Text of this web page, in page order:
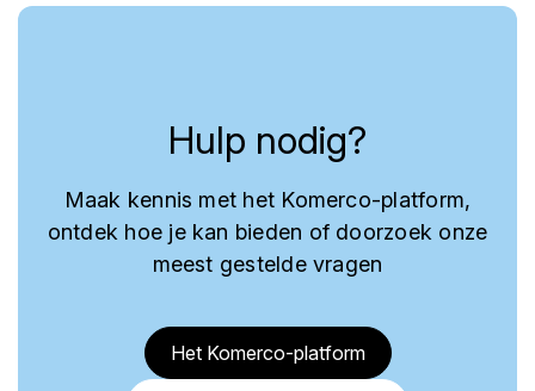
Hulp nodig?
Maak kennis met het Komerco-platform,
ontdek hoe je kan bieden of doorzoek onze
meest gestelde vragen
Het Komerco-platform